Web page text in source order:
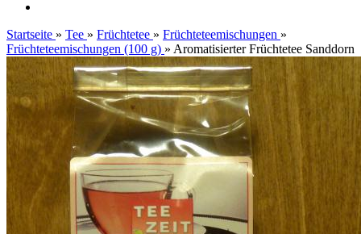
Startseite » Tee » Früchtetee » Früchteteemischungen »
Früchteteemischungen (100 g) » Aromatisierter Früchtetee Sanddorn